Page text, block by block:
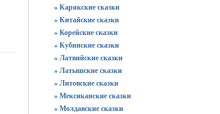
» Карякские сказки
» Китайские сказки
» Корейские сказки
» Кубинские сказки
» Латвийские сказки
» Латышские сказки
» Литовские сказки
» Мексиканские сказки
» Молдавские сказки